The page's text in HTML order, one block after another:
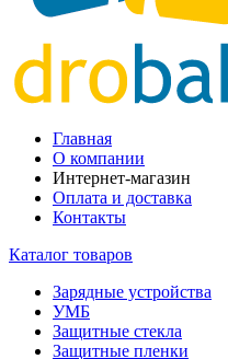
Главная
О компании
Интернет-магазин
Оплата и доставка
Контакты
Каталог товаров
Зарядные устройства
УМБ
Защитные стекла
Защитные пленки